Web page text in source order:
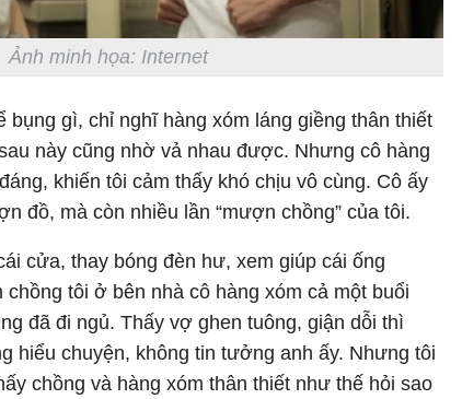
Ảnh minh họa: Internet
bụng gì, chỉ nghĩ hàng xóm láng giềng thân thiết
này cũng nhờ vả nhau được. Nhưng cô hàng
khiến tôi cảm thấy khó chịu vô cùng. Cô ấy
đồ, mà còn nhiều lần “mượn chồng” của tôi.
cửa, thay bóng đèn hư, xem giúp cái ống
tôi ở bên nhà cô hàng xóm cả một buổi
đã đi ngủ. Thấy vợ ghen tuông, giận dỗi thì
hiểu chuyện, không tin tưởng anh ấy. Nhưng tôi
chồng và hàng xóm thân thiết như thế hỏi sao